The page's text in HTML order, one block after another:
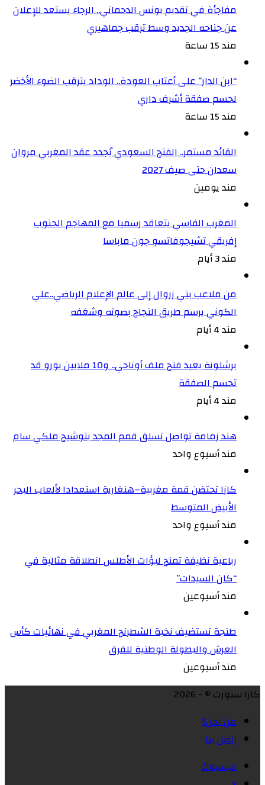
مفاجأة في تقديم يونس الدحماني.. الرجاء يستعد للإعلان
عن جناحه الجديد وسط ترقب جماهيري
مند 15 ساعة
“ابن الدار” على أعتاب العودة.. الوداد يترقب الضوء الأخضر
لحسم صفقة أشرف داري
مند 15 ساعة
القائد مستمر.. الفتح السعودي يُجدد عقد المغربي مروان
سعدان حتى صيف 2027
مند يومين
المغرب الفاسي يتعاقد رسميا مع المهاجم الجنوب
إفريقي تشيجوفاتسو جون ماباسا
مند 3 أيام
من ملاعب بني زروال إلى عالم الإعلام الرياضي..علي
الكوني يرسم طريق النجاح بصوته وشغفه
مند 4 أيام
برشلونة يعيد فتح ملف أوناحي.. و10 ملايين يورو قد
تحسم الصفقة
مند 4 أيام
هند زمامة تواصل تسلق قمم المجد بتوشيح ملكي سام
مند أسبوع واحد
كازا تحتضن قمة مغربية–هنغارية استعدادا لألعاب البحر
الأبيض المتوسط
مند أسبوع واحد
رباعية نظيفة تمنح لبؤات الأطلس انطلاقة مثالية في
“كان السيدات”
مند أسبوعين
طنجة تستضيف نخبة الشطرنج المغربي في نهائيات كأس
العرش والبطولة الوطنية للفرق
مند أسبوعين
كازا سبورت © - 2026
من نحن؟
إتصل بنا
فيسبوك